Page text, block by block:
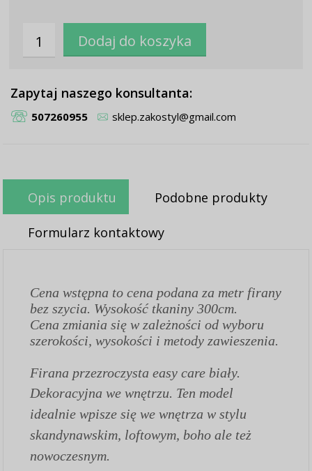
Zapytaj naszego konsultanta:
507260955 sklep.zakostyl@gmail.com
Opis produktu Podobne produkty
Formularz kontaktowy
Cena wstępna to cena podana za metr firany
bez szycia. Wysokość tkaniny 300cm.
Cena zmiania się w zależności od wyboru
szerokości, wysokości i metody zawieszenia.
Firana przezroczysta easy care biały.
Dekoracyjna we wnętrzu. Ten model
idealnie wpisze się we wnętrza w stylu
skandynawskim, loftowym, boho ale też
nowoczesnym.